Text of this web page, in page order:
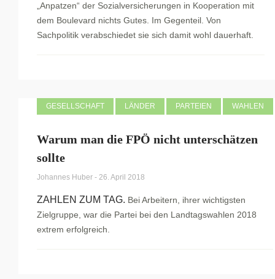
„Anpatzen“ der Sozialversicherungen in Kooperation mit
dem Boulevard nichts Gutes. Im Gegenteil. Von
Sachpolitik verabschiedet sie sich damit wohl dauerhaft.
GESELLSCHAFT LÄNDER PARTEIEN WAHLEN
Warum man die FPÖ nicht unterschätzen
sollte
Johannes Huber - 26. April 2018
ZAHLEN ZUM TAG. Bei Arbeitern, ihrer wichtigsten
Zielgruppe, war die Partei bei den Landtagswahlen 2018
extrem erfolgreich.